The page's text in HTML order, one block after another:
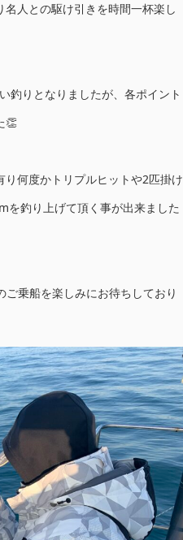
人との駆け引きを時間一杯楽し
釣りとなりましたが、各ポイント
👏
何度かトリプルヒットや2匹掛け
を釣り上げて頂く事が出来ました
乗船を楽しみにお待ちしており